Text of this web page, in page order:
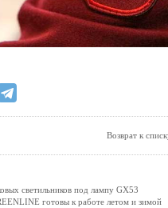
Возврат к
светильников под лампу GX53
готовы к работе летом и зимой